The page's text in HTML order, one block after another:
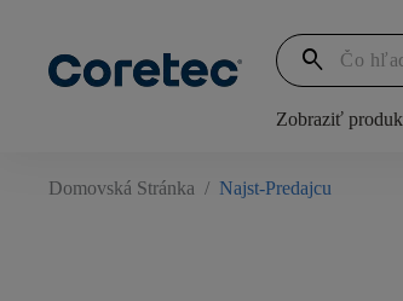
search
Zobraziť
Domovská Stránka / Najst-Predajcu